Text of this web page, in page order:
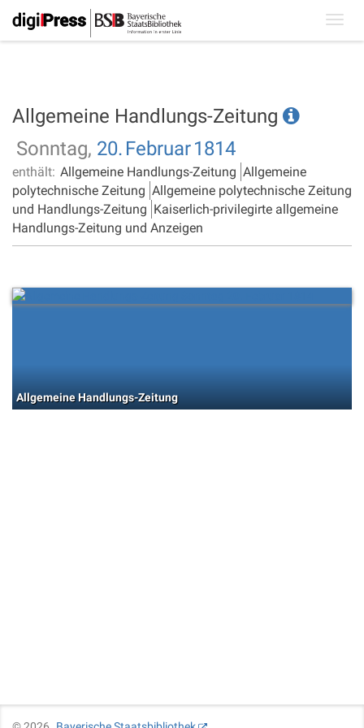
Allgemeine Handlungs-Zeitung
Sonntag, 20. Februar1814
enthält: Allgemeine Handlungs-Zeitung Allgemeine
polytechnische Zeitung Allgemeine polytechnische Zeitung
und Handlungs-Zeitung Kaiserlich-privilegirte allgemeine
Handlungs-Zeitung und Anzeigen
Allgemeine Handlungs-Zeitung